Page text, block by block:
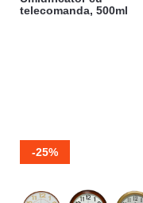
telecomanda, 500ml
-25%